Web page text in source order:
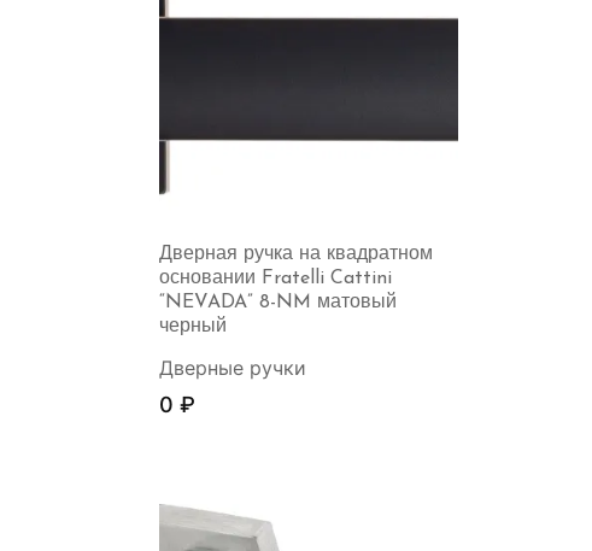
Дверная ручка на квадратном
основании Fratelli Cattini
“NEVADA” 8-NM матовый
черный
Дверные ручки
0 ₽